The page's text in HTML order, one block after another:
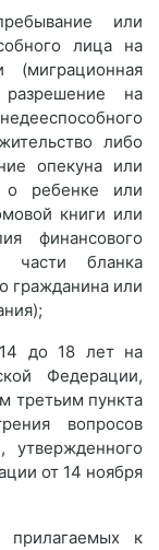
или
лица на
(миграционная
на
либо
опекуна или
о ребенке или
книги или
финансового
части бланка
гражданина или
14 до 18 лет на
Федерации,
третьим пункта
вопросов
утвержденного
от 14 ноября
к